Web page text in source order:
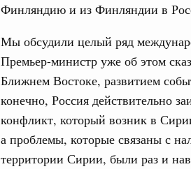
Финляндию и из Финляндии в
Мы обсудили целый ряд
Премьер-министр уже об этом
Ближнем Востоке, развитием
конечно, Россия действительно
конфликт, который возник в
а проблемы, которые связаны с
территории Сирии, были раз и